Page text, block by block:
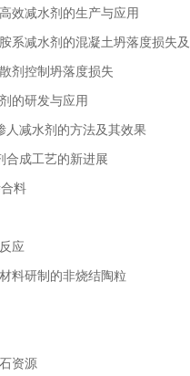
效减水剂的生产与应用
系减水剂的混凝土坍落度损失
剂控制坍落度损失
的研发与应用
人减水剂的方法及其效果
合成工艺的新进展
料
应
料研制的非烧结陶粒
资源